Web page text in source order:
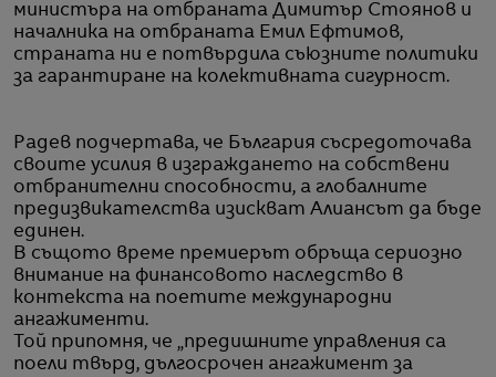
министъра на отбраната Димитър Стоянов и
началника на отбраната Емил Ефтимов,
страната ни е потвърдила съюзните политики
за гарантиране на колективната сигурност.
Радев подчертава, че България съсредоточава
своите усилия в изграждането на собствени
отбранителни способности, а глобалните
предизвикателства изискват Алиансът да бъде
единен.
В същото време премиерът обръща сериозно
внимание на финансовото наследство в
контекста на поетите международни
ангажименти.
Той припомня, че „предишните управления са
поели твърд, дългосрочен ангажимент за